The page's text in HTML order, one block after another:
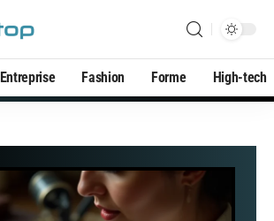
Entreprise Fashion Forme High-tech